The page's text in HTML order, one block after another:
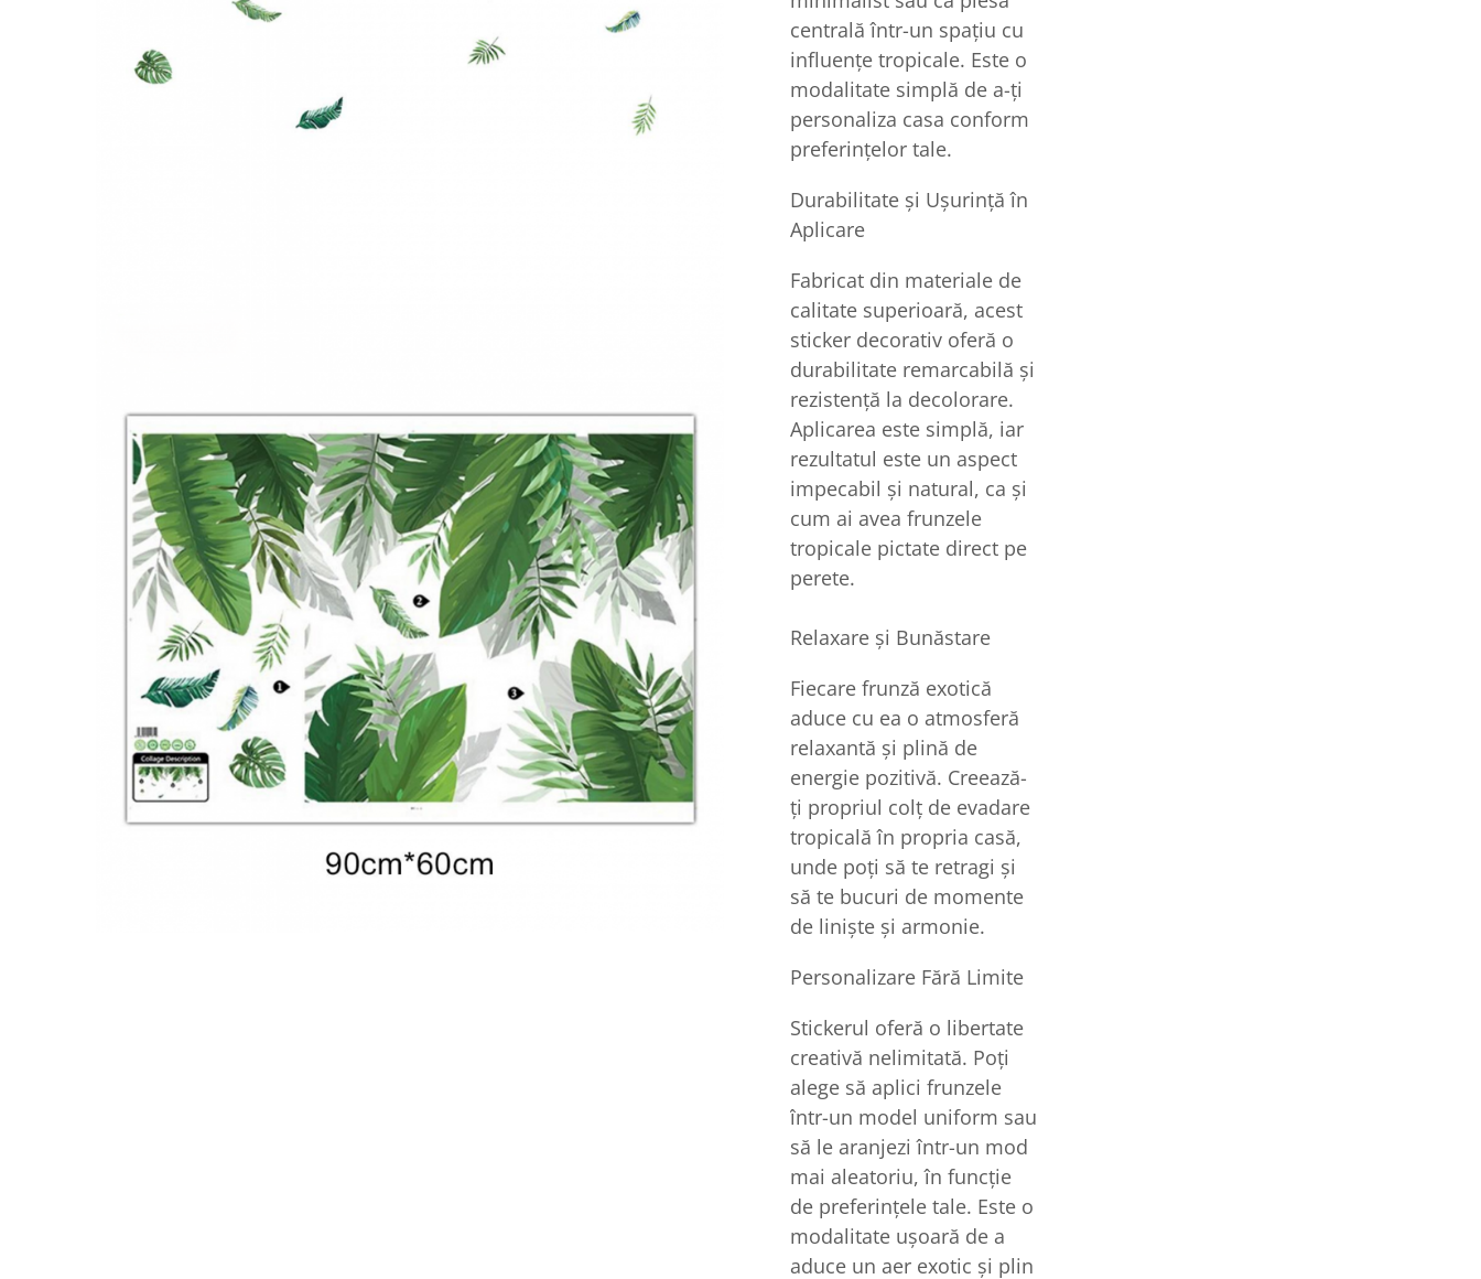
centrală într-un spațiu cu
influențe tropicale. Este o
modalitate simplă de a-ți
personaliza casa conform
preferințelor tale.
Durabilitate și Ușurință în
Aplicare
Fabricat din materiale de
calitate superioară, acest
sticker decorativ oferă o
durabilitate remarcabilă și
rezistență la decolorare.
Aplicarea este simplă, iar
rezultatul este un aspect
impecabil și natural, ca și
cum ai avea frunzele
tropicale pictate direct pe
perete.
Relaxare și Bunăstare
Fiecare frunză exotică
aduce cu ea o atmosferă
relaxantă și plină de
energie pozitivă. Creează-
ți propriul colț de evadare
tropicală în propria casă,
unde poți să te retragi și
să te bucuri de momente
de liniște și armonie.
Personalizare Fără Limite
Stickerul oferă o libertate
creativă nelimitată. Poți
alege să aplici frunzele
într-un model uniform sau
să le aranjezi într-un mod
mai aleatoriu, în funcție
de preferințele tale. Este o
modalitate ușoară de a
aduce un aer exotic și plin